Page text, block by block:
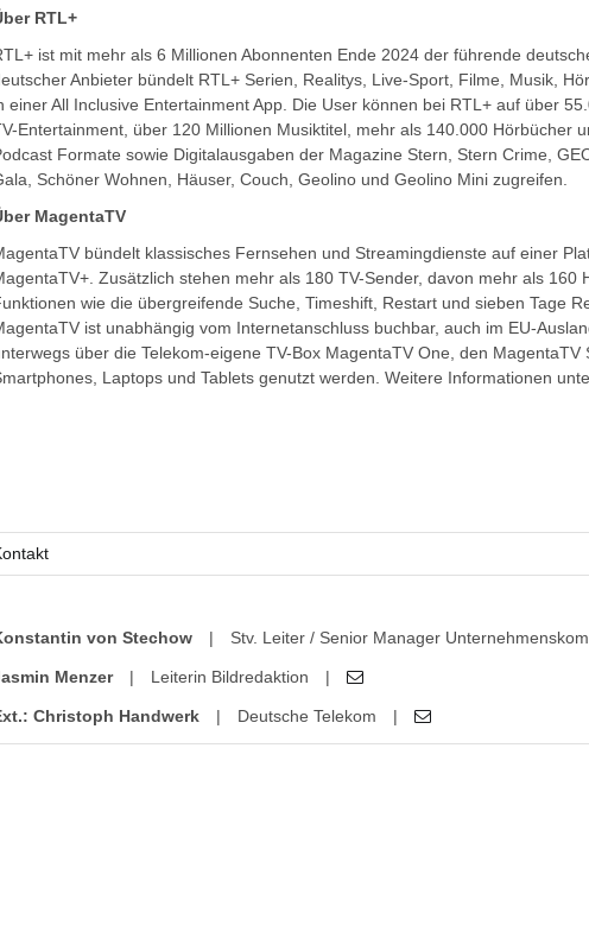
RTL+
ist mit mehr als 6 Millionen Abonnenten Ende 2024 der führende
Anbieter bündelt RTL+ Serien, Realitys, Live-Sport, Filme, Musik,
einer All Inclusive Entertainment App. Die User können bei RTL+ auf über
Entertainment, über 120 Millionen Musiktitel, mehr als 140.000 Hörbücher
Formate sowie Digitalausgaben der Magazine Stern, Stern Crime,
Schöner Wohnen, Häuser, Couch, Geolino und Geolino Mini zugreifen.
MagentaTV
bündelt klassisches Fernsehen und Streamingdienste auf einer
Zusätzlich stehen mehr als 180 TV-Sender, davon mehr als 160
wie die übergreifende Suche, Timeshift, Restart und sieben Tage
ist unabhängig vom Internetanschluss buchbar, auch im EU-
über die Telekom-eigene TV-Box MagentaTV One, den MagentaTV
Laptops und Tablets genutzt werden. Weitere Informationen
von Stechow | Stv. Leiter / Senior Manager
Menzer | Leiterin Bildredaktion |
Christoph Handwerk | Deutsche Telekom |